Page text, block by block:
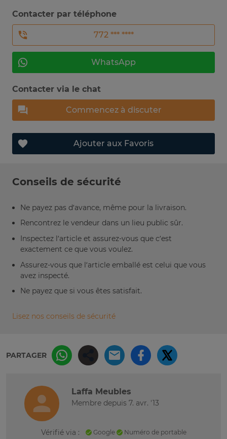
Contacter par téléphone
772 *** ****
WhatsApp
Contacter via le chat
Commencez à discuter
Ajouter aux Favoris
Conseils de sécurité
Ne payez pas d’avance, même pour la livraison.
Rencontrez le vendeur dans un lieu public sûr.
Inspectez l’article et assurez-vous que c’est
exactement ce que vous voulez.
Assurez-vous que l’article emballé est celui que vous
avez inspecté.
Ne payez que si vous êtes satisfait.
Lisez nos conseils de sécurité
PARTAGER
Laffa Meubles
Membre depuis 7. avr. '13
Vérifié via : Google Numéro de portable